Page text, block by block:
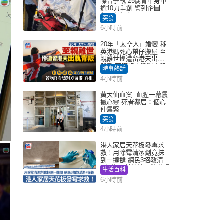
逾10刀重創 警列企圖謀
殺及自殺案
突發
6小時前
20年「太空人」婚變 移
英港媽死心帶仔搬屋 至
親離世慘遭留港夫出軌
背叛 苦嘆終看透對方留
港「真相」｜Juicy叮
時事熱話
4小時前
黃大仙血案│血腥一幕震
撼心靈 死者鄰居：個心
仲震緊
突發
4小時前
港人家居天花板發霉求
救！用除霉清潔劑竟抹
到一撻撻 網民3招教清潔
+保養 本地油漆品牌曾提
醒勿用1物防變色
生活百科
6小時前